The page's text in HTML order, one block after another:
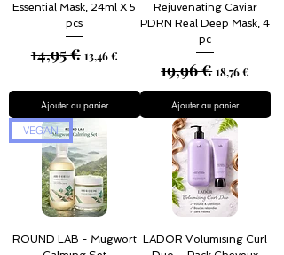
Essential Mask, 24ml X 5
pcs
Prix original
14,95 € Prix promotionnel
13,46 €
Ajouter au panier
Rejuvenating Caviar
PDRN Real Deep Mask, 4
pc
Prix original
19,96 € Prix
18,76 €
Ajouter au panier
VEGAN
ROUND LAB - Mugwort LADOR Volumising Curl